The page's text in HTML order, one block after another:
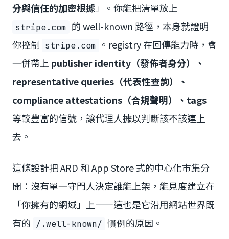
分與信任的加密根據」。你能把清單放上
stripe.com 的 well-known 路徑，本身就證明
你控制 stripe.com 。registry 在回傳能力時，會
一併帶上 publisher identity（發佈者身分）、
representative queries（代表性查詢）、
compliance attestations（合規聲明）、tags
等較豐富的信號，讓代理人據以判斷該不該連上
去。
這條設計把 ARD 和 App Store 式的中心化市集分
開：沒有單一守門人決定誰能上架，能見度建立在
「你擁有的網域」上——這也是它沿用網站世界既
有的 /.well-known/ 慣例的原因。